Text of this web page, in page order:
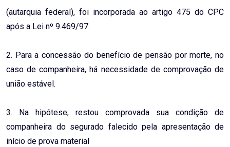
(autarquia federal), foi incorporada ao artigo 475 do CPC
após a Lei nº 9.469/97.
2. Para a concessão do benefício de pensão por morte, no
caso de companheira, há necessidade de comprovação de
união estável.
3. Na hipótese, restou comprovada sua condição de
companheira do segurado falecido pela apresentação de
início de prova material